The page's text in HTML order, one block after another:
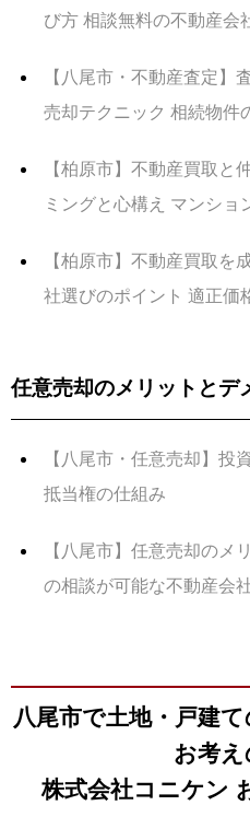
び方 相談無料の不動産会
【八尾市・不動産査定】
売却テクニック 相続物件
【柏原市】不動産買取と
ミングと心構え マンショ
【柏原市】不動産買取を
社選びのポイント 適正価
任意売却のメリットとデ
【八尾市・任意売却】投
抵当権の仕組み
【八尾市】任意売却のメ
の相談が可能な不動産会
八尾市で土地・戸建
お考
株式会社コニケン